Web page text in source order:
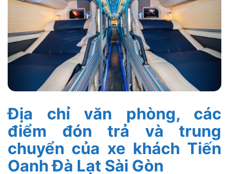
Địa chỉ văn phòng, các
điểm đón trả và trung
chuyển của xe khách Tiến
Oanh Đà Lạt Sài Gòn